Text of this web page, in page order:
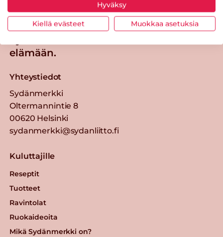
Takaisin ylös
elämään.
Yhteystiedot
Sydänmerkki
Oltermannintie 8
00620 Helsinki
sydanmerkki@sydanliitto.fi
Kuluttajille
Reseptit
Tuotteet
Ravintolat
Ruokaideoita
Mikä Sydänmerkki on?
Hyväksy
Kiellä evästeet Muokkaa asetuksia